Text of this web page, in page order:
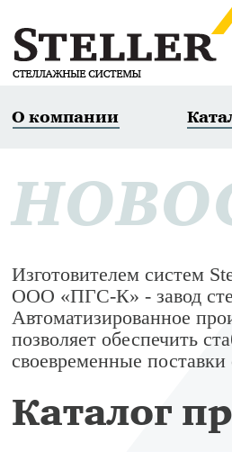
О компании
Изготовителем систем
ООО «ПГС-К» - завод
Автоматизированное
позволяет обеспечить
своевременные
Каталог